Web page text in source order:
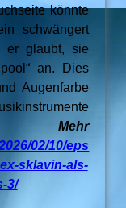
könnte
schwängert
er glaubt, sie
an. Dies
Augenfarbe
Mehr
02/10/eps
sklavin-als-
3/